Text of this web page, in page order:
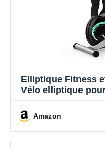
Elliptique Fitness
Vélo elliptique
Poids jusqu'à 120
Amazon